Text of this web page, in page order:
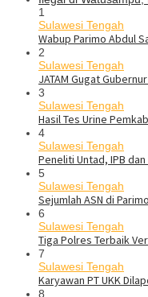
1
Sulawesi Tengah
Wabup Parimo Abdul
2
Sulawesi Tengah
JATAM Gugat
3
Sulawesi Tengah
Hasil Tes Urine
4
Sulawesi Tengah
Peneliti Untad, IPB
5
Sulawesi Tengah
Sejumlah ASN di
6
Sulawesi Tengah
Tiga Polres Terbaik
7
Sulawesi Tengah
Karyawan PT UKK
8